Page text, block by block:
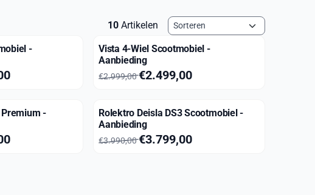
10 Artikelen Sorteermethode
-
Vista 4-Wiel Scootmobiel -
Aanbieding
Van 2 999,00 voor 2 499,00
€2.999,00€2.499,00
-
Rolektro Deisla DS3 Scootmobiel -
Aanbieding
Van 3 990,00 voor 3 799,00
€3.990,00€3.799,00